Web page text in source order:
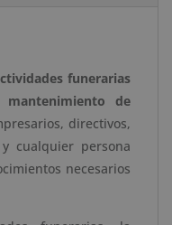
funerarias
de
directivos,
cualquier persona
necesarios